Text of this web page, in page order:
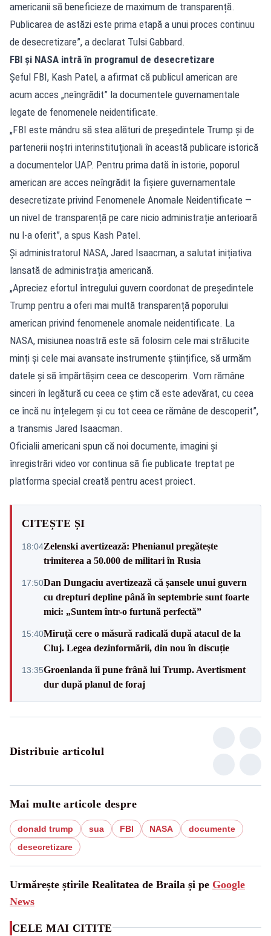
americanii să beneficieze de maximum de transparență.
Publicarea de astăzi este prima etapă a unui proces continuu
de desecretizare”, a declarat Tulsi Gabbard.
FBI și NASA intră în programul de desecretizare
Șeful FBI, Kash Patel, a afirmat că publicul american are
acum acces „neîngrădit” la documentele guvernamentale
legate de fenomenele neidentificate.
„FBI este mândru să stea alături de președintele Trump și de
partenerii noștri interinstituționali în această publicare istorică
a documentelor UAP. Pentru prima dată în istorie, poporul
american are acces neîngrădit la fișiere guvernamentale
desecretizate privind Fenomenele Anomale Neidentificate —
un nivel de transparență pe care nicio administrație anterioară
nu l-a oferit”, a spus Kash Patel.
Și administratorul NASA, Jared Isaacman, a salutat inițiativa
lansată de administrația americană.
„Apreciez efortul întregului guvern coordonat de președintele
Trump pentru a oferi mai multă transparență poporului
american privind fenomenele anomale neidentificate. La
NASA, misiunea noastră este să folosim cele mai strălucite
minți și cele mai avansate instrumente științifice, să urmăm
datele și să împărtășim ceea ce descoperim. Vom rămâne
sinceri în legătură cu ceea ce știm că este adevărat, cu ceea
ce încă nu înțelegem și cu tot ceea ce rămâne de descoperit”,
a transmis Jared Isaacman.
Oficialii americani spun că noi documente, imagini și
înregistrări video vor continua să fie publicate treptat pe
platforma special creată pentru acest proiect.
CITEȘTE ȘI
18:04Zelenski avertizează: Phenianul pregătește
trimiterea a 50.000 de militari în Rusia
17:50Dan Dungaciu avertizează că șansele unui guvern
cu drepturi depline până în septembrie sunt foarte
mici: „Suntem într-o furtună perfectă”
15:40Miruță cere o măsură radicală după atacul de la
Cluj. Legea dezinformării, din nou în discuție
13:35Groenlanda îi pune frână lui Trump. Avertisment
dur după planul de foraj
Distribuie articolul
Mai multe articole despre
donald trump sua FBI NASA
documente
desecretizare
Urmărește știrile Realitatea de Braila și pe Google
News
CELE MAI CITITE